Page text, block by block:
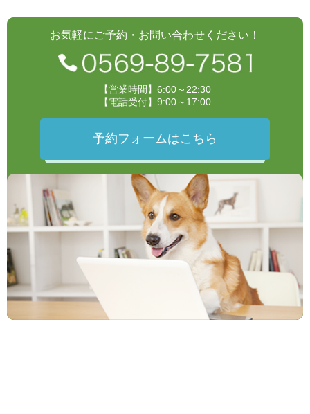
お気軽にご予約・お問い合わせください！
【営業時間】6:00～22:30
【電話受付】9:00～17:00
予約フォームはこちら